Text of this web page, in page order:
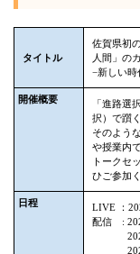
タイトル
佐賀県初
人間」の
−新しい時
開催概要
「進路選
択）で躓
そのよう
や授業内
トークセ
ひご参加
日程
LIVE ：
配信 :
2023年
2023年